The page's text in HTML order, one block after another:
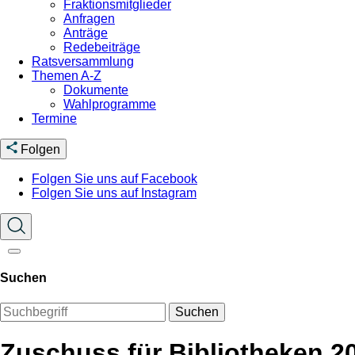
Fraktionsmitglieder
Anfragen
Anträge
Redebeiträge
Ratsversammlung
Themen A-Z
Dokumente
Wahlprogramme
Termine
Folgen
Folgen Sie uns auf Facebook
Folgen Sie uns auf Instagram
Suchen
Suchen